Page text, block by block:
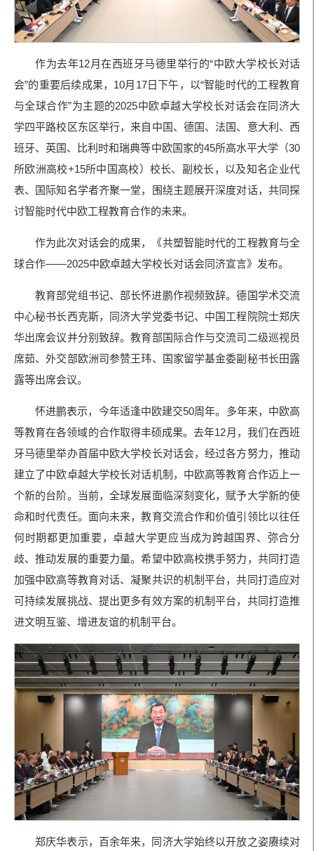
作为去年12月在西班牙马德里举行的“中欧大学校长对话
会”的重要后续成果，10月17日下午，以“智能时代的工程教育
与全球合作”为主题的2025中欧卓越大学校长对话会在同济大
学四平路校区东区举行，来自中国、德国、法国、意大利、西
班牙、英国、比利时和瑞典等中欧国家的45所高水平大学（30
所欧洲高校+15所中国高校）校长、副校长，以及知名企业代
表、国际知名学者齐聚一堂，围绕主题展开深度对话，共同探
讨智能时代中欧工程教育合作的未来。
作为此次对话会的成果，《共塑智能时代的工程教育与全
球合作——2025中欧卓越大学校长对话会同济宣言》发布。
教育部党组书记、部长怀进鹏作视频致辞。德国学术交流
中心秘书长西克斯，同济大学党委书记、中国工程院院士郑庆
华出席会议并分别致辞。教育部国际合作与交流司二级巡视员
席茹、外交部欧洲司参赞王玮、国家留学基金委副秘书长田露
露等出席会议。
怀进鹏表示，今年适逢中欧建交50周年。多年来，中欧高
等教育在各领域的合作取得丰硕成果。去年12月，我们在西班
牙马德里举办首届中欧大学校长对话会，经过各方努力，推动
建立了中欧卓越大学校长对话机制，中欧高等教育合作迈上一
个新的台阶。当前，全球发展面临深刻变化，赋予大学新的使
命和时代责任。面向未来，教育交流合作和价值引领比以往任
何时期都更加重要，卓越大学更应当成为跨越国界、弥合分
歧、推动发展的重要力量。希望中欧高校携手努力，共同打造
加强中欧高等教育对话、凝聚共识的机制平台，共同打造应对
可持续发展挑战、提出更多有效方案的机制平台，共同打造推
进文明互鉴、增进友谊的机制平台。
郑庆华表示，百余年来，同济大学始终以开放之姿赓续对